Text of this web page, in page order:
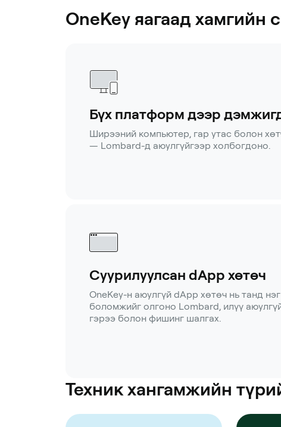
OneKey яагаад хамгийн
Бүх платформ дээр
Ширээний компьютер, гар утас болон
— Lombard-д аюулгүйгээр холбогдоно.
Суурилуулсан dApp хөтөч
OneKey-н аюулгүй dApp хөтөч нь танд
боломжийг олгоно Lombard, илүү
гэрээ болон фишинг шалгах.
Техник хангамжийн